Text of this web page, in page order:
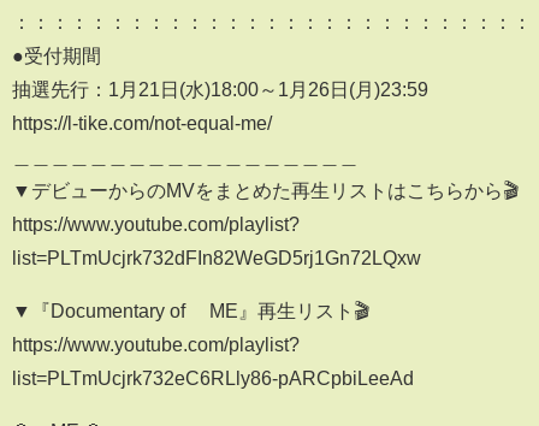
：：：：：：：：：：：：：：：：：：：：：：：：：：：
●受付期間
抽選先行：1月21日(水)18:00～1月26日(月)23:59
https://l-tike.com/not-equal-me/
▼デビューからのMVをまとめた再生リストはこちらから🎬
https://www.youtube.com/playlist?
list=PLTmUcjrk732dFIn82WeGD5rj1Gn72LQxw
▼『Documentary of ≠ME』再生リスト🎬
https://www.youtube.com/playlist?
list=PLTmUcjrk732eC6RLly86-pARCpbiLeeAd